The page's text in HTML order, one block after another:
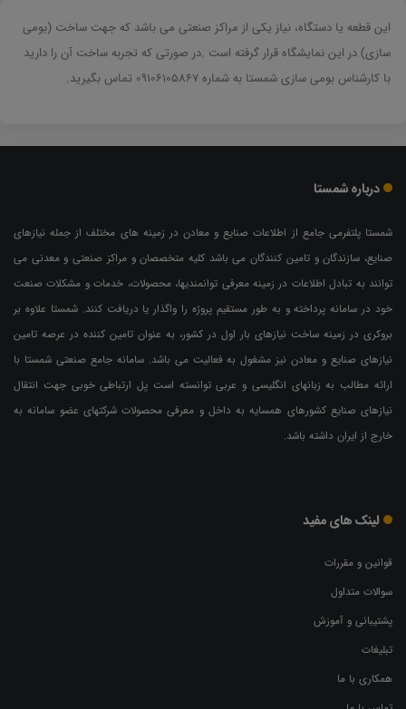
این قطعه یا دستگاه، نیاز یکی از مراکز صنعتی می باشد که جهت ساخت (بومی
سازی) در این نمایشگاه قرار گرفته است .در صورتی که تجربه ساخت آن را دارید
با کارشناس بومی سازی شمستا به شماره 09106105867 تماس بگیرید.
درباره شمستا
شمستا پلتفرمی جامع از اطلاعات صنایع و معادن در زمینه های مختلف از جمله نیازهای
صنایع، سازندگان و تامین کنندگان می باشد کلیه متخصصان و مراکز صنعتی و معدنی می
توانند به تبادل اطلاعات در زمینه معرفی توانمندیها، محصولات، خدمات و مشکلات صنعت
خود در سامانه پرداخته و به طور مستقیم پروژه را واگذار یا دریافت کنند. شمستا علاوه بر
بروکری در زمینه ساخت نیازهای بار اول در کشور، به عنوان تامین کننده در عرصه تامین
نیازهای صنایع و معادن نیز مشغول به فعالیت می باشد. سامانه جامع صنعتی شمستا با
ارائه مطالب به زبانهای انگلیسی و عربی توانسته است پل ارتباطی خوبی جهت انتقال
نیازهای صنایع کشورهای همسایه به داخل و معرفی محصولات شرکتهای عضو سامانه به
خارج از ایران داشته باشد.
لینک های مفید
قوانین و مقررات
سوالات متداول
پشتیبانی و آموزش
تبلیغات
همکاری با ما